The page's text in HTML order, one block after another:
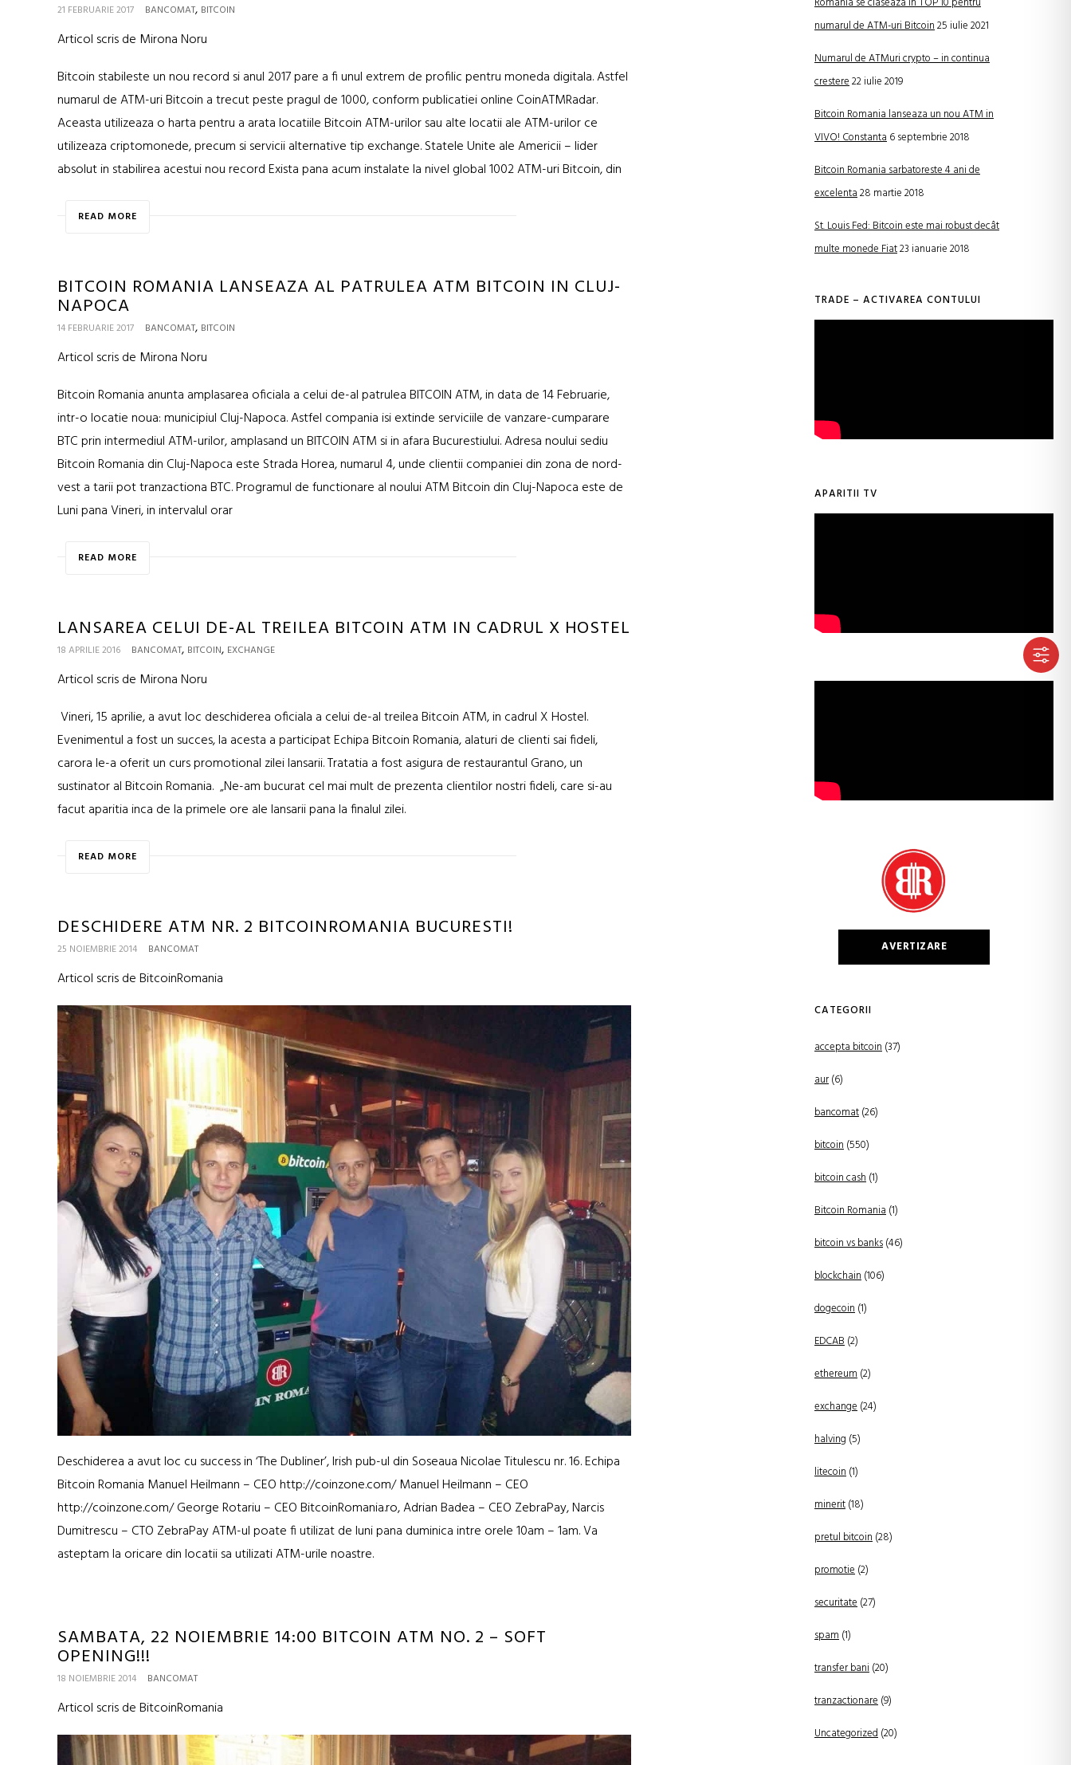
21 FEBRUARIE 2017 BANCOMAT, BITCOIN
Articol scris de Mirona Noru
Bitcoin stabileste un nou record si anul 2017 pare a fi unul extrem de profilic pentru moneda digitala. Astfel
numarul de ATM-uri Bitcoin a trecut peste pragul de 1000, conform publicatiei online CoinATMRadar.
Aceasta utilizeaza o harta pentru a arata locatiile Bitcoin ATM-urilor sau alte locatii ale ATM-urilor ce
utilizeaza criptomonede, precum si servicii alternative tip exchange. Statele Unite ale Americii – lider
absolut in stabilirea acestui nou record Exista pana acum instalate la nivel global 1002 ATM-uri Bitcoin, din
READ MORE
BITCOIN ROMANIA LANSEAZA AL PATRULEA ATM BITCOIN IN CLUJ-
NAPOCA
14 FEBRUARIE 2017 BANCOMAT, BITCOIN
Articol scris de Mirona Noru
Bitcoin Romania anunta amplasarea oficiala a celui de-al patrulea BITCOIN ATM, in data de 14 Februarie,
intr-o locatie noua: municipiul Cluj-Napoca. Astfel compania isi extinde serviciile de vanzare-cumparare
BTC prin intermediul ATM-urilor, amplasand un BITCOIN ATM si in afara Bucurestiului. Adresa noului sediu
Bitcoin Romania din Cluj-Napoca este Strada Horea, numarul 4, unde clientii companiei din zona de nord-
vest a tarii pot tranzactiona BTC. Programul de functionare al noului ATM Bitcoin din Cluj-Napoca este de
Luni pana Vineri, in intervalul orar
READ MORE
LANSAREA CELUI DE-AL TREILEA BITCOIN ATM IN CADRUL X HOSTEL
18 APRILIE 2016 BANCOMAT, BITCOIN, EXCHANGE
Articol scris de Mirona Noru
Vineri, 15 aprilie, a avut loc deschiderea oficiala a celui de-al treilea Bitcoin ATM, in cadrul X Hostel.
Evenimentul a fost un succes, la acesta a participat Echipa Bitcoin Romania, alaturi de clienti sai fideli,
carora le-a oferit un curs promotional zilei lansarii. Tratatia a fost asigura de restaurantul Grano, un
sustinator al Bitcoin Romania. „Ne-am bucurat cel mai mult de prezenta clientilor nostri fideli, care si-au
facut aparitia inca de la primele ore ale lansarii pana la finalul zilei.
READ MORE
DESCHIDERE ATM NR. 2 BITCOINROMANIA BUCURESTI!
25 NOIEMBRIE 2014 BANCOMAT
Articol scris de BitcoinRomania
Deschiderea a avut loc cu success in ‘The Dubliner’, Irish pub-ul din Soseaua Nicolae Titulescu nr. 16. Echipa
Bitcoin Romania Manuel Heilmann – CEO http://coinzone.com/ Manuel Heilmann – CEO
http://coinzone.com/ George Rotariu – CEO BitcoinRomania.ro, Adrian Badea – CEO ZebraPay, Narcis
Dumitrescu – CTO ZebraPay ATM-ul poate fi utilizat de luni pana duminica intre orele 10am – 1am. Va
asteptam la oricare din locatii sa utilizati ATM-urile noastre.
SAMBATA, 22 NOIEMBRIE 14:00 BITCOIN ATM NO. 2 – SOFT
OPENING!!!
18 NOIEMBRIE 2014 BANCOMAT
Articol scris de BitcoinRomania
numarul de ATM-uri Bitcoin25 iulie 2021
Numarul de ATMuri crypto – in continua
crestere22 iulie 2019
Bitcoin Romania lanseaza un nou ATM in
VIVO! Constanta6 septembrie 2018
Bitcoin Romania sarbatoreste 4 ani de
excelenta28 martie 2018
St. Louis Fed: Bitcoin este mai robust decât
multe monede Fiat23 ianuarie 2018
TRADE – ACTIVAREA CONTULUI
APARITII TV
AVERTIZARE
CATEGORII
accepta bitcoin(37)
aur(6)
bancomat(26)
bitcoin(550)
bitcoin cash(1)
Bitcoin Romania(1)
bitcoin vs banks(46)
blockchain(106)
dogecoin(1)
EDCAB(2)
ethereum(2)
exchange(24)
halving (5)
litecoin(1)
minerit(18)
pretul bitcoin(28)
promotie(2)
securitate(27)
spam(1)
transfer bani(20)
tranzactionare(9)
Uncategorized(20)